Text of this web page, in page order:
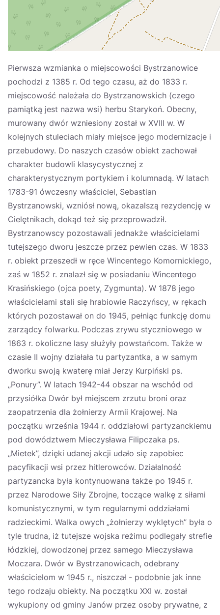
Pierwsza wzmianka o miejscowości Bystrzanowice
pochodzi z 1385 r. Od tego czasu, aż do 1833 r.
miejscowość należała do Bystrzanowskich (czego
pamiątką jest nazwa wsi) herbu Starykoń. Obecny,
murowany dwór wzniesiony został w XVIII w. W
kolejnych stuleciach miały miejsce jego modernizacje i
przebudowy. Do naszych czasów obiekt zachował
charakter budowli klasycystycznej z
charakterystycznym portykiem i kolumnadą. W latach
1783-91 ówczesny właściciel, Sebastian
Bystrzanowski, wzniósł nową, okazalszą rezydencję w
Cielętnikach, dokąd też się przeprowadził.
Bystrzanowscy pozostawali jednakże właścicielami
tutejszego dworu jeszcze przez pewien czas. W 1833
r. obiekt przeszedł w ręce Wincentego Komornickiego,
zaś w 1852 r. znalazł się w posiadaniu Wincentego
Krasińskiego (ojca poety, Zygmunta). W 1878 jego
właścicielami stali się hrabiowie Raczyńscy, w rękach
których pozostawał on do 1945, pełniąc funkcję domu
zarządcy folwarku. Podczas zrywu styczniowego w
1863 r. okoliczne lasy służyły powstańcom. Także w
czasie II wojny działała tu partyzantka, a w samym
dworku swoją kwaterę miał Jerzy Kurpiński ps.
„Ponury”. W latach 1942-44 obszar na wschód od
przysiółka Dwór był miejscem zrzutu broni oraz
zaopatrzenia dla żołnierzy Armii Krajowej. Na
początku września 1944 r. oddziałowi partyzanckiemu
pod dowództwem Mieczysława Filipczaka ps.
„Mietek”, dzięki udanej akcji udało się zapobiec
pacyfikacji wsi przez hitlerowców. Działalność
partyzancka była kontynuowana także po 1945 r.
przez Narodowe Siły Zbrojne, toczące walkę z siłami
komunistycznymi, w tym regularnymi oddziałami
radzieckimi. Walka owych „żołnierzy wyklętych” była o
tyle trudna, iż tutejsze wojska reżimu podlegały strefie
łódzkiej, dowodzonej przez samego Mieczysława
Moczara. Dwór w Bystrzanowicach, odebrany
właścicielom w 1945 r., niszczał - podobnie jak inne
tego rodzaju obiekty. Na początku XXI w. został
wykupiony od gminy Janów przez osoby prywatne, z